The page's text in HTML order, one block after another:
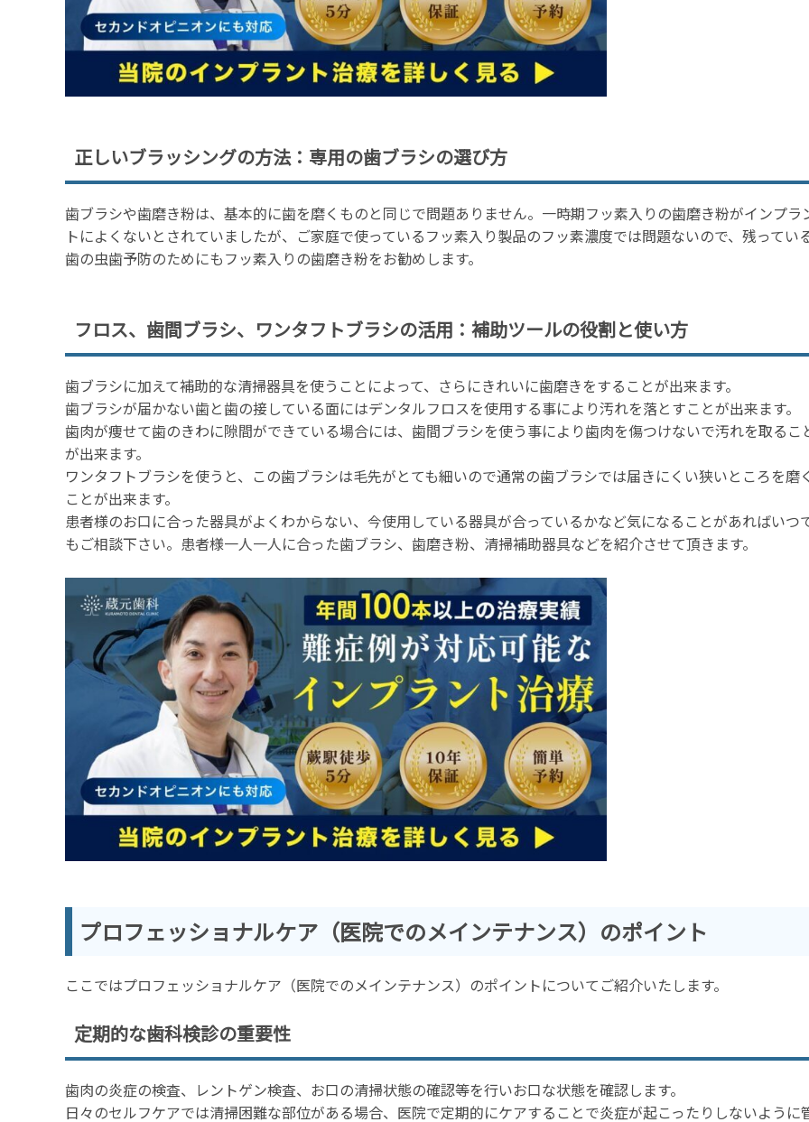
正しいブラッシングの方法：専用の歯ブラシの選び方
歯ブラシや歯磨き粉は、基本的に歯を磨くものと同じで問題ありません。一時期フッ素入りの歯磨き粉がインプラ
トによくないとされていましたが、ご家庭で使っているフッ素入り製品のフッ素濃度では問題ないので、残ってい
歯の虫歯予防のためにもフッ素入りの歯磨き粉をお勧めします。
フロス、歯間ブラシ、ワンタフトブラシの活用：補助ツールの役割と使い方
歯ブラシに加えて補助的な清掃器具を使うことによって、さらにきれいに歯磨きをすることが出来ます。
歯ブラシが届かない歯と歯の接している面にはデンタルフロスを使用する事により汚れを落とすことが出来ます。
歯肉が痩せて歯のきわに隙間ができている場合には、歯間ブラシを使う事により歯肉を傷つけないで汚れを取るこ
が出来ます。
ワンタフトブラシを使うと、この歯ブラシは毛先がとても細いので通常の歯ブラシでは届きにくい狭いところを磨
ことが出来ます。
患者様のお口に合った器具がよくわからない、今使用している器具が合っているかなど気になることがあればいつ
もご相談下さい。患者様一人一人に合った歯ブラシ、歯磨き粉、清掃補助器具などを紹介させて頂きます。
プロフェッショナルケア（医院でのメインテナンス）のポイント
ここではプロフェッショナルケア（医院でのメインテナンス）のポイントについてご紹介いたします。
定期的な歯科検診の重要性
歯肉の炎症の検査、レントゲン検査、お口の清掃状態の確認等を行いお口な状態を確認します。
日々のセルフケアでは清掃困難な部位がある場合、医院で定期的にケアすることで炎症が起こったりしないように